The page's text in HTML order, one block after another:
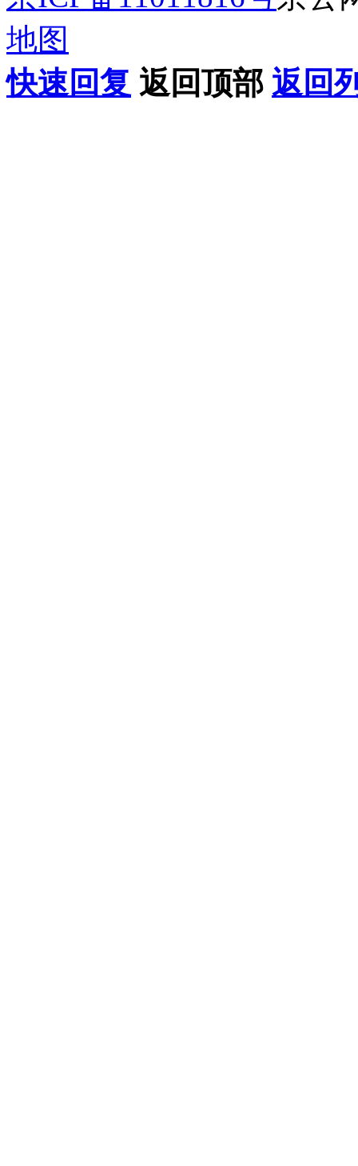
地图
快速回复 返回顶部 返回